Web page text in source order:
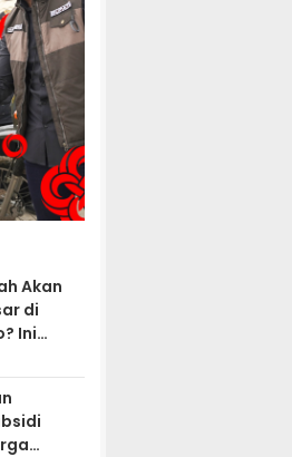
Akan
di
Ini